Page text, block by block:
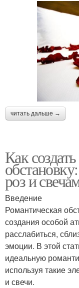
читать дальше →
Как
роз и
Введение
Романтическая
создания особой
расслабиться,
эмоции. В этой
идеальную
используя такие
и свечи.